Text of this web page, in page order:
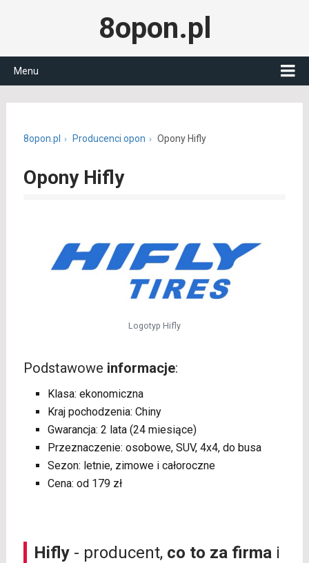
8opon.pl
Menu
8opon.pl Producenci opon Opony Hifly
Opony Hifly
Logotyp Hifly
Podstawowe informacje:
Klasa: ekonomiczna
Kraj pochodzenia: Chiny
Gwarancja: 2 lata (24 miesiące)
Przeznaczenie: osobowe, SUV, 4x4, do busa
Sezon: letnie, zimowe i całoroczne
Cena: od 179 zł
Hifly- producent, co to za firma i